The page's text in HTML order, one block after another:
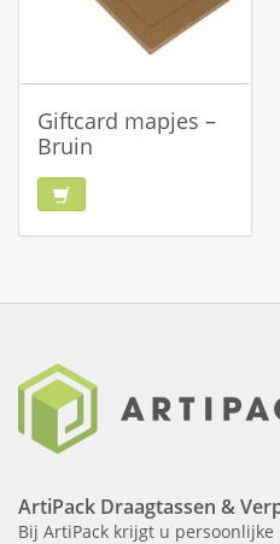
Giftcard mapjes –
Bruin
ArtiPack Draagtassen &
Bij ArtiPack krijgt u persoonlijke